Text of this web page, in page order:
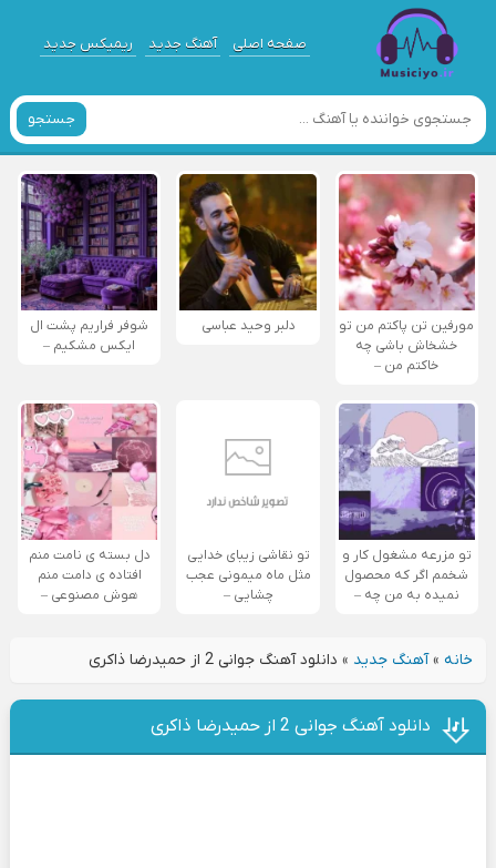
صفحه اصلی آهنگ جدید ریمیکس جدید
جستجو
مورفین تن پاکتم من تو
خشخاش باشی چه
خاکتم من –
دلبر وحید عباسی
شوفر فراریم پشت ال
ایکس مشکیم –
تو مزرعه مشغول کار و
شخمم اگر که محصول
نمیده به من چه –
تو نقاشی زیبای خدایی
مثل ماه میمونی عجب
چشایی –
دل بسته ی نامت منم
افتاده ی دامت منم
هوش مصنوعی –
خانه»آهنگ جدید » دانلود آهنگ جوانی 2 از حمیدرضا ذاکری
دانلود آهنگ جوانی 2 از حمیدرضا ذاکری